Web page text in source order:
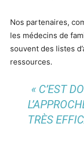
Nos partenaires,
les médecins de
souvent des listes
ressources.
« C’EST
TRÈS